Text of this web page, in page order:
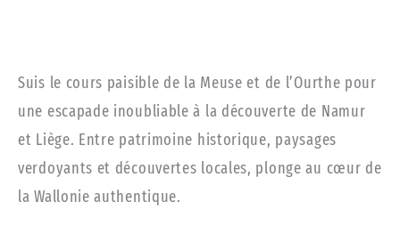
Suis le cours paisible de la Meuse et de l’Ourthe pour
une escapade inoubliable à la découverte de Namur
et Liège. Entre patrimoine historique, paysages
verdoyants et découvertes locales, plonge au cœur de
la Wallonie authentique.